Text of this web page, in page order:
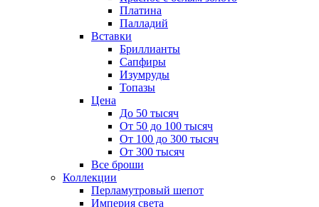
Платина
Палладий
Вставки
Бриллианты
Сапфиры
Изумруды
Топазы
Цена
До 50 тысяч
От 50 до 100 тысяч
От 100 до 300 тысяч
От 300 тысяч
Все броши
Коллекции
Перламутровый шепот
Империя света